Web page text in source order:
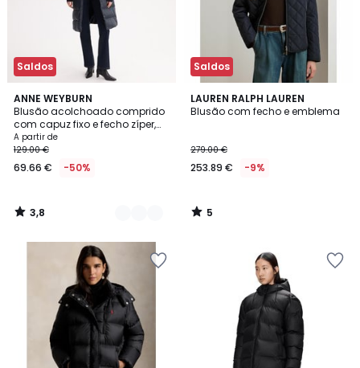
Saldos
ANNE WEYBURN
Blusão acolchoado comprido
com capuz fixo e fecho zíper,
para invernos rigorosos
A partir de
129.00 €
69.66 € -50%
3,8
/ 5
3
Cores
3,8
/
Saldos
LAUREN RALPH LAUREN
Blusão com fecho e emblema
279.00 €
253.89 € -9%
5
/
5
/